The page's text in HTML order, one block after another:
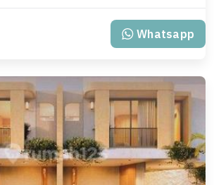
Whatsapp